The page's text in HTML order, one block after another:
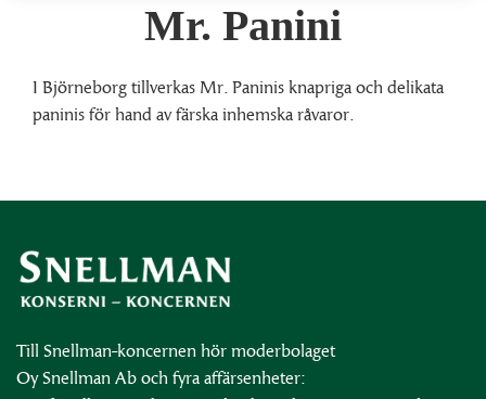
Mr. Panini
I Björneborg tillverkas Mr. Paninis knapriga och delikata
paninis för hand av färska inhemska råvaror.
Till Snellman-koncernen hör moderbolaget
Oy Snellman Ab och fyra affärsenheter: